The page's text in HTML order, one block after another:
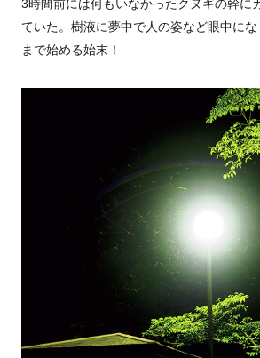
3時間前には何もいなかったクヌギの幹に
ていた。樹液に夢中で人の姿など眼中に
まで始める始末！